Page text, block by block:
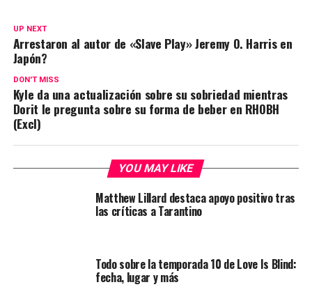
UP NEXT
Arrestaron al autor de «Slave Play» Jeremy O. Harris en
Japón?
DON'T MISS
Kyle da una actualización sobre su sobriedad mientras
Dorit le pregunta sobre su forma de beber en RHOBH
(Excl)
YOU MAY LIKE
Matthew Lillard destaca apoyo positivo tras
las críticas a Tarantino
Todo sobre la temporada 10 de Love Is Blind:
fecha, lugar y más